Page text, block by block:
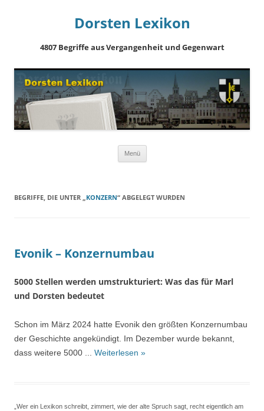
Dorsten Lexikon
4807 Begriffe aus Vergangenheit und Gegenwart
Menü
BEGRIFFE, DIE UNTER „KONZERN“ ABGELEGT WURDEN
Evonik – Konzernumbau
5000 Stellen werden umstrukturiert: Was das für Marl
und Dorsten bedeutet
Schon im März 2024 hatte Evonik den größten Konzernumbau
der Geschichte angekündigt. Im Dezember wurde bekannt,
dass weitere 5000 ... Weiterlesen »
„Wer ein Lexikon schreibt, zimmert, wie der alte Spruch sagt, recht eigentlich am